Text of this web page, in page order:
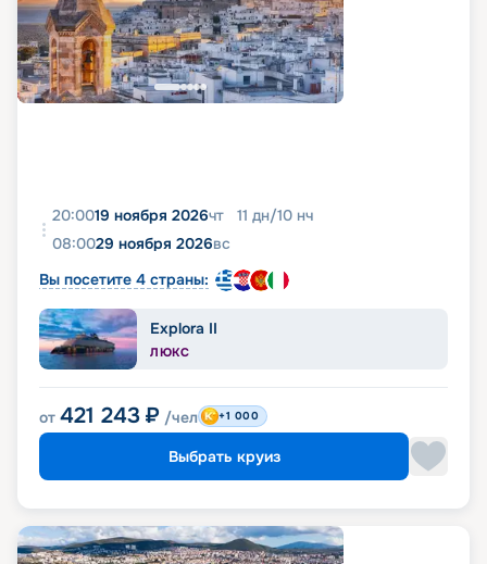
20:0019 ноября 2026чт 11 дн/10 нч
08:0029 ноября 2026вс
Вы посетите 4 страны:
Explora II
ЛЮКС
от 421 243 ₽ /чел +1 000
Выбрать круиз